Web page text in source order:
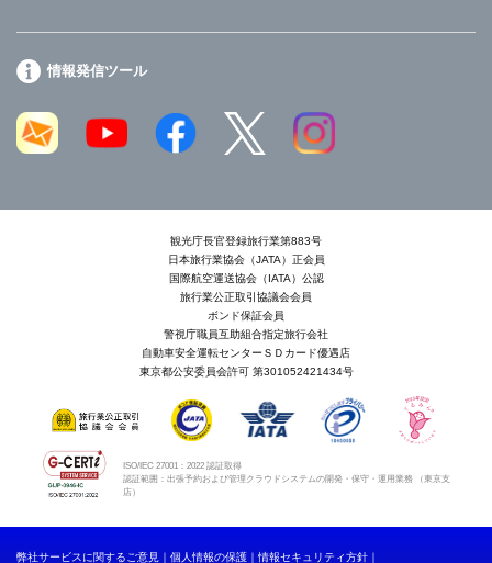
情報発信ツール
観光庁長官登録旅行業第883号
日本旅行業協会（JATA）正会員
国際航空運送協会（IATA）公認
旅行業公正取引協議会会員
ボンド保証会員
警視庁職員互助組合指定旅行会社
自動車安全運転センターＳＤカード優遇店
東京都公安委員会許可 第301052421434号
ISO/IEC 27001：2022 認証取得
認証範囲：出張予約および管理クラウドシステムの開発・保守・運用業務 （東京支
店）
弊社サービスに関するご意見 個人情報の保護 情報セキュリティ方針